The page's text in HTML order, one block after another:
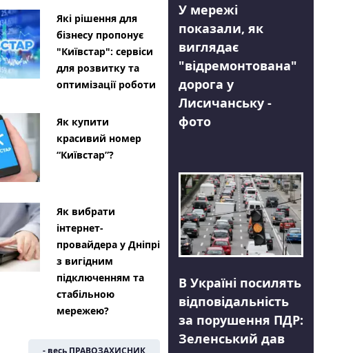
Які рішення для
бізнесу пропонує
"Київстар": сервіси
для розвитку та
оптимізації роботи
Як купити
красивий номер
“Київстар”?
Як вибрати
інтернет-
провайдера у Дніпрі
з вигідним
підключенням та
стабільною
мережею?
У мережі
показали, як
виглядає
"відремонтована"
дорога у
Лисичанську -
фото
В Україні посилять
відповідальність
за порушення ПДР:
Зеленський дав